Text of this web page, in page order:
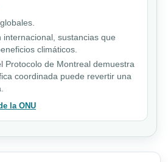
internacional, sustancias que
climáticos.
Protocolo de Montreal demuestra
coordinada puede revertir una
la ONU